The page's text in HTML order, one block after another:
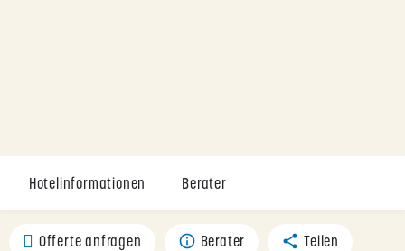
Hotelinformationen Berater
Offerte anfragen Berater Teilen